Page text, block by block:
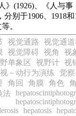
》(1926)、《人与
分别于1906、1918
。
视觉通路 视觉通
视觉障碍 视角 视
单象区 视野计 视
视－动行为演练 觉
角回 角膜 角色
法
hepatosis